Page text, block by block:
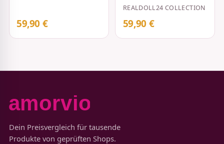
59,90 €
REALDOLL24 COLLECTION
59,90 €
Dein Preisvergleich für tausende
Produkte von geprüften Shops.